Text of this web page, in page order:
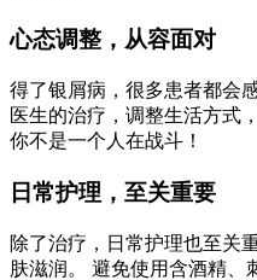
心态调整，从容面对
得了银屑病，很多患者都会
医生的治疗，调整生活方式
你不是一个人在战斗！
日常护理，至关重要
除了治疗，日常护理也至关
肤滋润。 避免使用含酒精、